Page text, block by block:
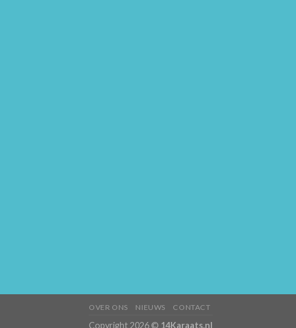
OVER ONS NIEUWS CONTACT
Copyright 2026 © 14Karaats.nl